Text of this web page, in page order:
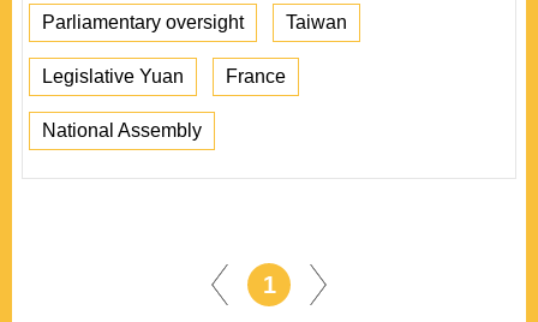
Parliamentary oversight Taiwan
Legislative Yuan France
National Assembly
1